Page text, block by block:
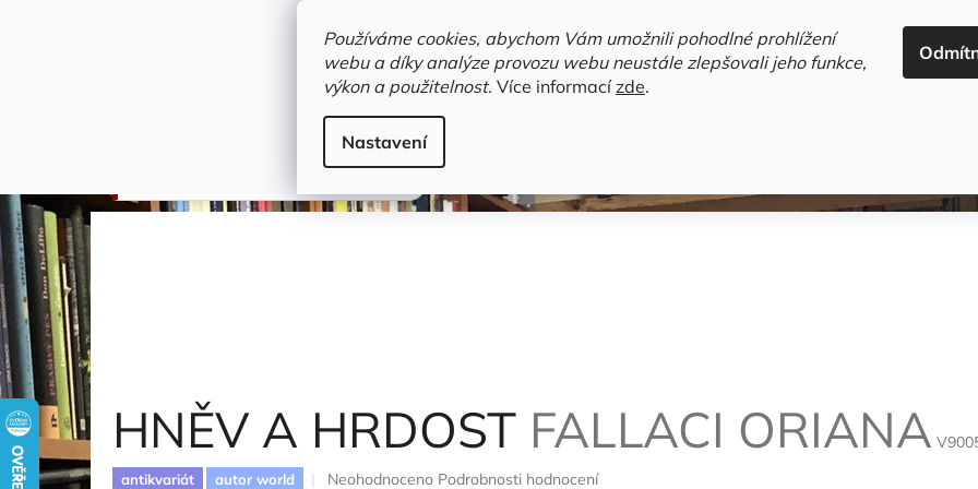
Používáme cookies, abychom Vám umožnili pohodlné prohlížení
webu a díky analýze provozu webu neustále zlepšovali jeho funkce,
výkon a použitelnost. Více informacízde.
Nastavení
HLEDAT
Novinky Trvalky a bestsellery
Fallaci Oriana
HNĚV A HRDOST FALLACI ORIANA
antikvariát autor world
Průměrné
Neohodnoceno Podrobnosti hodnocení